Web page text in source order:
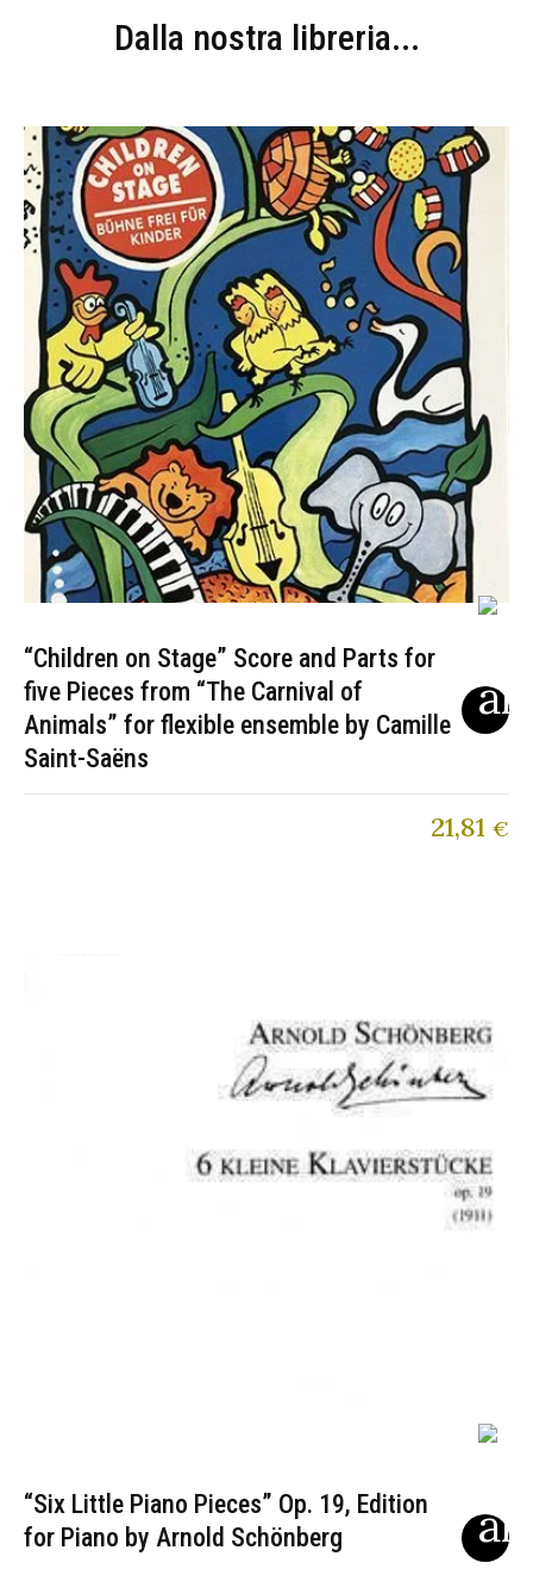
Dalla nostra libreria...
“Children on Stage” Score and Parts for
five Pieces from “The Carnival of
Animals” for flexible ensemble by Camille
Saint-Saëns
21,81 €
“Six Little Piano Pieces” Op. 19, Edition
for Piano by Arnold Schönberg